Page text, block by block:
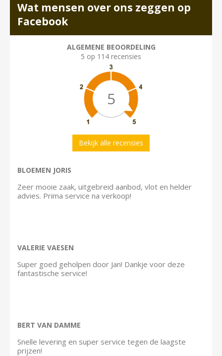
Wat mensen over ons zeggen op
Facebook
ALGEMENE BEOORDELING
5 op 114 recensies
5
Bekijk alle recensies
BLOEMEN JORIS
Zeer mooie zaak, uitgebreid aanbod, vlot en helder
advies. Prima service na verkoop!
VALERIE VAESEN
Super goed geholpen door Jan! Dankje voor deze
fantastische service!
BERT VAN DAMME
Snelle levering en super service tegen de laagste
prijzen!